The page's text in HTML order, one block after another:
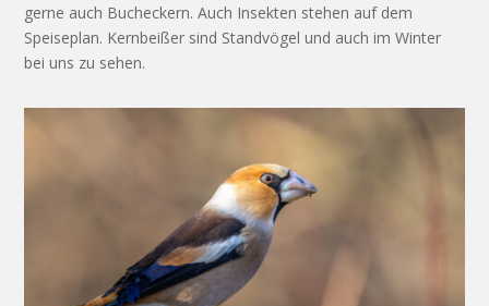
gerne auch Bucheckern. Auch Insekten stehen auf dem
Speiseplan. Kernbeißer sind Standvögel und auch im Winter
bei uns zu sehen.